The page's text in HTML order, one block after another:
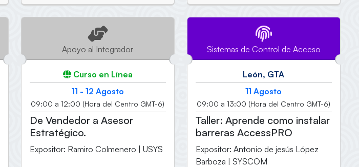
Apoyo al Integrador
Curso en Línea
11 - 12 Agosto
09:00 a 12:00 (Hora del Centro GMT-6)
De Vendedor a Asesor
Estratégico.
Expositor: Ramiro Colmenero | USYS
Sistemas de Control de Acceso
León, GTA
11 Agosto
09:00 a 13:00 (Hora del Centro GMT-6)
Taller: Aprende como instalar
barreras AccessPRO
Expositor: Antonio de jesús López
Barboza | SYSCOM